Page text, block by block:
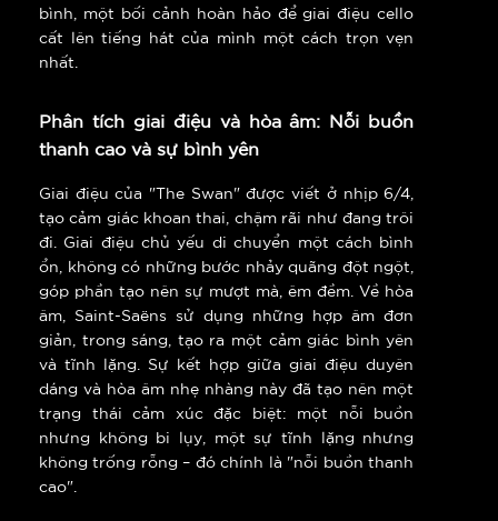
bình, một bối cảnh hoàn hảo để giai điệu cello
cất lên tiếng hát của mình một cách trọn vẹn
nhất.
Phân tích giai điệu và hòa âm: Nỗi buồn
thanh cao và sự bình yên
Giai điệu của "The Swan" được viết ở nhịp 6/4,
tạo cảm giác khoan thai, chậm rãi như đang trôi
đi. Giai điệu chủ yếu di chuyển một cách bình
ổn, không có những bước nhảy quãng đột ngột,
góp phần tạo nên sự mượt mà, êm đềm. Về hòa
âm, Saint-Saëns sử dụng những hợp âm đơn
giản, trong sáng, tạo ra một cảm giác bình yên
và tĩnh lặng. Sự kết hợp giữa giai điệu duyên
dáng và hòa âm nhẹ nhàng này đã tạo nên một
trạng thái cảm xúc đặc biệt: một nỗi buồn
nhưng không bi lụy, một sự tĩnh lặng nhưng
không trống rỗng – đó chính là "nỗi buồn thanh
cao".